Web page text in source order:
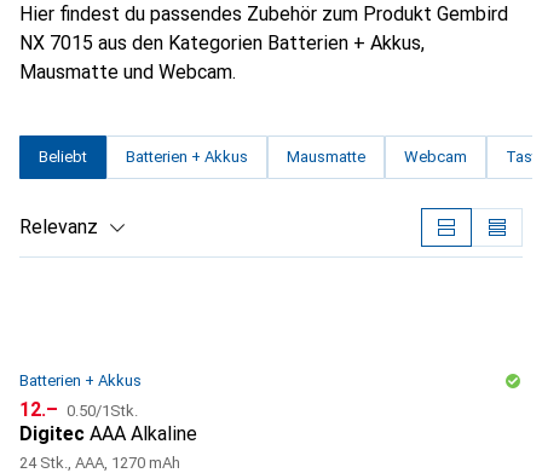
Hier findest du passendes Zubehör zum Produkt Gembird
NX 7015 aus den Kategorien Batterien + Akkus,
Mausmatte und Webcam.
Beliebt Batterien + Akkus Mausmatte Webcam
Relevanz
Batterien + Akkus
CHF
12.– CHF
0.50/1Stk.
Digitec AAA Alkaline
24 Stk., AAA, 1270 mAh